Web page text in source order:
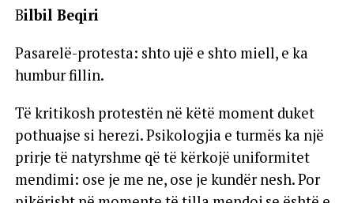
Bilbil Beqiri
Pasarelë-protesta: shto ujë e shto miell, e ka
humbur fillin.
Të kritikosh protestën në këtë moment duket
pothuajse si herezi. Psikologjia e turmës ka një
prirje të natyrshme që të kërkojë uniformitet
mendimi: ose je me ne, ose je kundër nesh. Por